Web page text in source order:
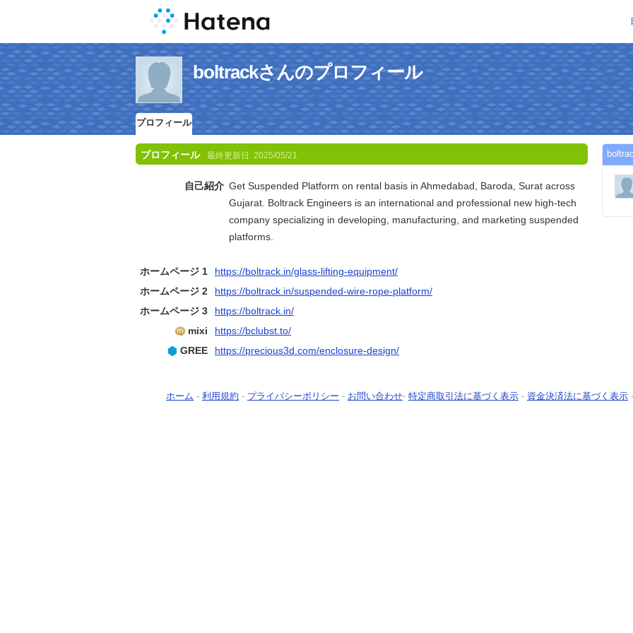
boltrackさんのプロフィール
プロフィール
プロフィール 最終更新日: 2025/05/21
自己紹介 Get Suspended Platform on rental basis in Ahmedabad, Baroda, Surat across
Gujarat. Boltrack Engineers is an international and professional new high-tech
company specializing in developing, manufacturing, and marketing suspended
platforms.
ホームページ 1
https://boltrack.in/glass-lifting-equipment/
ホームページ 2
https://boltrack.in/suspended-wire-rope-platform/
ホームページ 3
https://boltrack.in/
mixi
https://bclubst.to/
GREE
https://precious3d.com/enclosure-design/
ホーム - 利用規約 - プライバシーポリシー - お問い合わせ- 特定商取引法に基づく表示 - 資金決済法に基づく表示 -